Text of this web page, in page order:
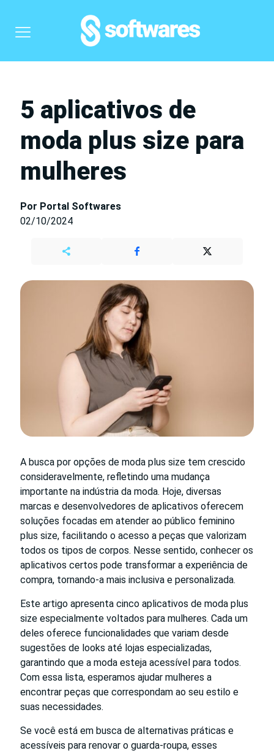
5 aplicativos de
moda plus size para
mulheres
Por Portal Softwares
02/10/2024
A busca por opções de moda plus size tem crescido
consideravelmente, refletindo uma mudança
importante na indústria da moda. Hoje, diversas
marcas e desenvolvedores de aplicativos oferecem
soluções focadas em atender ao público feminino
plus size, facilitando o acesso a peças que valorizam
todos os tipos de corpos. Nesse sentido, conhecer os
aplicativos certos pode transformar a experiência de
compra, tornando-a mais inclusiva e personalizada.
Este artigo apresenta cinco aplicativos de moda plus
size especialmente voltados para mulheres. Cada um
deles oferece funcionalidades que variam desde
sugestões de looks até lojas especializadas,
garantindo que a moda esteja acessível para todos.
Com essa lista, esperamos ajudar mulheres a
encontrar peças que correspondam ao seu estilo e
suas necessidades.
Se você está em busca de alternativas práticas e
acessíveis para renovar o guarda-roupa, esses